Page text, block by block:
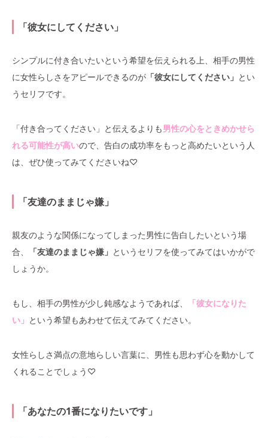
「彼女にしてください」
シンプルに付き合いたいという希望を伝えられる上、相手の男性
に女性らしさをアピールできるのが 「彼女にしてください」 とい
うセリフです。
「付き合ってください」と伝えるよりも男性の心をときめかせら
れる可能性が高いので、告白の成功率をもっと高めたいという人
は、ぜひ使ってみてくださいね♡
「友達のままじゃ嫌」
親友のような関係になってしまった男性に告白したいという場
合、
「友達のままじゃ嫌」 というセリフを使ってみてはいかがで
しょうか。
もし、相手の男性が少し鈍感なようであれば、
「彼女になりた
い」 という希望もあわせて伝えてみてください。
女性らしさ満点の意地らしい言葉に、男性も思わず心を動かして
くれることでしょう♡
「あなたの1番になりたいです」